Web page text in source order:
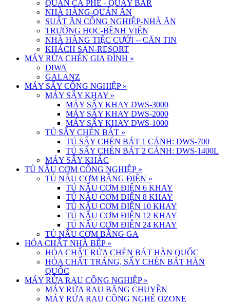
QUÁN CÀ PHÊ - QUẦY BAR
NHÀ HÀNG-QUÁN ĂN
SUẤT ĂN CÔNG NGHIỆP-NHÀ ĂN
TRƯỜNG HỌC-BỆNH VIỆN
NHÀ HÀNG TIỆC CƯỚI -- CĂN TIN
KHÁCH SẠN-RESORT
MÁY RỬA CHÉN GIA ĐÌNH »
DIWA
GALANZ
MÁY SẤY CÔNG NGHIỆP »
MÁY SẤY KHAY »
MÁY SẤY KHAY DWS-3000
MÁY SẤY KHAY DWS-2000
MÁY SẤY KHAY DWS-1000
TỦ SẤY CHÉN BÁT »
TỦ SẤY CHÉN BÁT 1 CÁNH: DWS-700
TỦ SẤY CHÉN BÁT 2 CÁNH: DWS-1400L
MÁY SẤY KHÁC
TỦ NẤU CƠM CÔNG NGHIỆP »
TỦ NẤU CƠM BẰNG ĐIỆN »
TỦ NẤU CƠM ĐIỆN 6 KHAY
TỦ NẤU CƠM ĐIỆN 8 KHAY
TỦ NẤU CƠM ĐIỆN 10 KHAY
TỦ NẤU CƠM ĐIỆN 12 KHAY
TỦ NẤU CƠM ĐIỆN 24 KHAY
TỦ NẤU CƠM BẰNG GA
HÓA CHẤT NHÀ BẾP »
HÓA CHẤT RỬA CHÉN BÁT HÀN QUỐC
HÓA CHẤT TRÁNG, SẤY CHÉN BÁT HÀN
QUỐC
MÁY RỬA RAU CÔNG NGHIỆP »
MÁY RỬA RAU BĂNG CHUYỀN
MÁY RỬA RAU CÔNG NGHỆ OZONE